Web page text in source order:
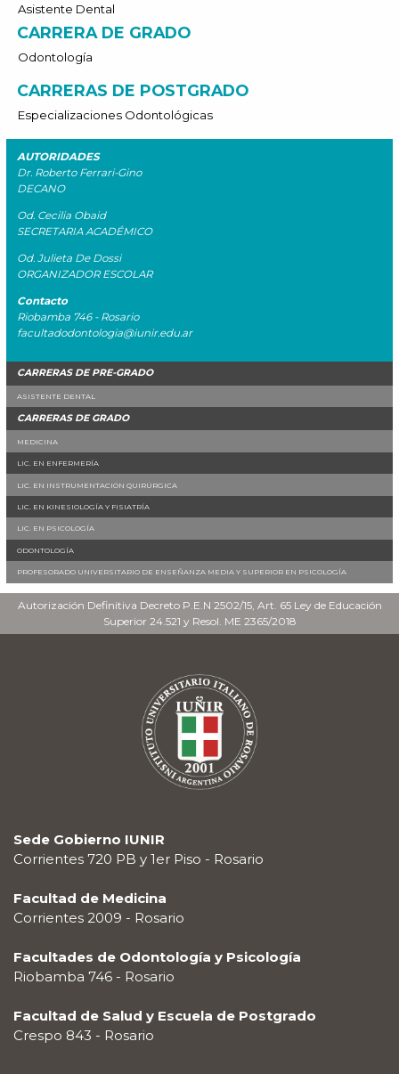
CARRERAS DE PRE-GRADO
ASISTENTE DENTAL
CARRERAS DE GRADO
MEDICINA
LIC. EN ENFERMERÍA
LIC. EN INSTRUMENTACIÓN QUIRÚRGICA
LIC. EN KINESIOLOGÍA Y FISIATRÍA
LIC. EN PSICOLOGÍA
ODONTOLOGÍA
PROFESORADO UNIVERSITARIO DE ENSEÑANZA MEDIA Y SUPERIOR EN PSICOLOGÍA
Asistente Dental
CARRERA DE GRADO
Odontología
CARRERAS DE POSTGRADO
Especializaciones Odontológicas
AUTORIDADES
Dr. Roberto Ferrari-Gino
DECANO
Od. Cecilia Obaid
SECRETARIA ACADÉMICO
Od. Julieta De Dossi
ORGANIZADOR ESCOLAR
Contacto
Riobamba 746 - Rosario
facultadodontologia@iunir.edu.ar
Autorización Definitiva Decreto P.E.N 2502/15, Art. 65 Ley de Educación
Superior 24.521 y Resol. ME 2365/2018
Sede Gobierno IUNIR
Corrientes 720 PB y 1er Piso - Rosario
Facultad de Medicina
Corrientes 2009 - Rosario
Facultades de Odontología y Psicología
Riobamba 746 - Rosario
Facultad de Salud y Escuela de Postgrado
Crespo 843 - Rosario